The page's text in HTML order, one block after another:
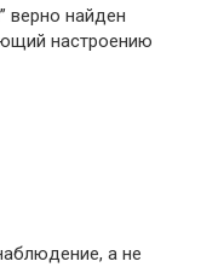
верно найден
настроению
а не